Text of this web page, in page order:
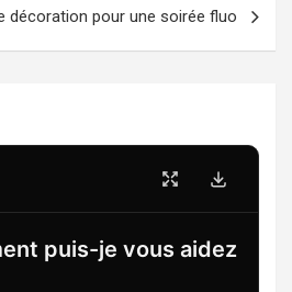
décoration pour une soirée fluo
puis-je vous aidez